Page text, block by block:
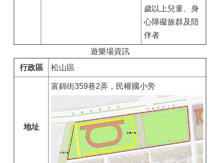
歲以上兒童、身
心障礙族群及陪
伴者
遊樂場資訊
行政區
松山區
地址
富錦街359巷2弄，民權國小旁